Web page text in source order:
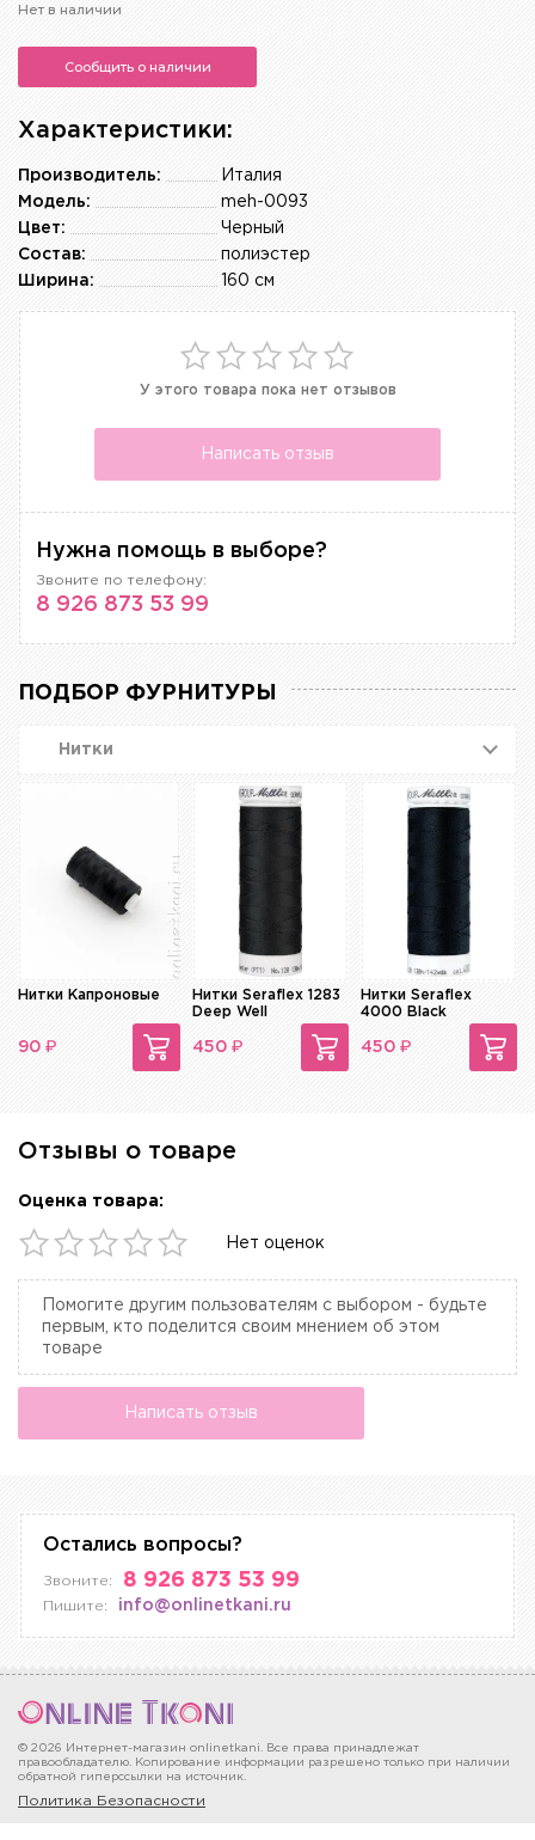
Нет в наличии
Сообщить о наличии
Характеристики:
Италия
Производитель:
meh-0093
Модель:
Черный
Цвет:
полиэстер
Состав:
160 см
Ширина:
У этого товара пока нет отзывов
Написать отзыв
Нужна помощь в выборе?
Звоните по телефону:
8 926 873 53 99
ПОДБОР ФУРНИТУРЫ
Нитки
Нитки Капроновые
90 ₽
Нитки Seraflex 1283
Deep Well
450 ₽
Нитки Seraflex
4000 Black
450 ₽
Отзывы о товаре
Оценка товара:
Нет оценок
Помогите другим пользователям с выбором - будьте
первым, кто поделится своим мнением об этом
товаре
Написать отзыв
Остались вопросы?
Звоните: 8 926 873 53 99
Пишите: info@onlinetkani.ru
© 2026 Интернет-магазин onlinetkani. Все права принадлежат
правообладателю. Копирование информации разрешено только при наличии
обратной гиперссылки на источник.
Политика Безопасности